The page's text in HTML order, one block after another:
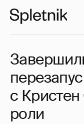
с
роли